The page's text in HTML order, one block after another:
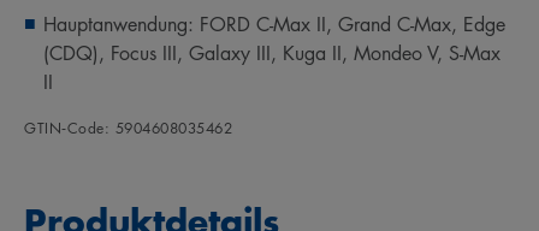
Hauptanwendung: FORD C-Max II, Grand C-Max, Edge
(CDQ), Focus III, Galaxy III, Kuga II, Mondeo V, S-Max
II
GTIN‑Code: 5904608035462
Produktdetails